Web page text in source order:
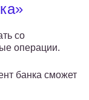
со
операции.
банка сможет